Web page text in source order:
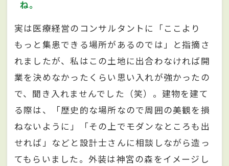
ね。
実は医療経営のコンサルタントに「ここより
もっと集患できる場所があるのでは」と指摘さ
れましたが、私はこの土地に出合わなければ開
業を決めなかったくらい思い入れが強かったの
で、聞き入れませんでした（笑）。建物を建て
る際は、「歴史的な場所なので周囲の美観を損
ねないように」「その上でモダンなところも出
せれば」などと設計士さんに相談しながら造っ
てもらいました。外装は神宮の森をイメージし